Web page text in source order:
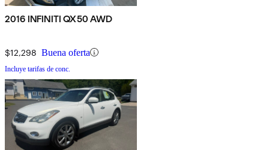
2016 INFINITI QX50 AWD
$12,298 Buena oferta
Incluye tarifas de conc.